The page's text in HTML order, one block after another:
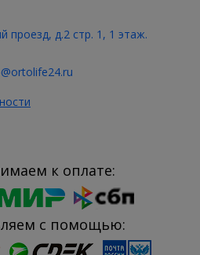
проезд, д.2 стр. 1, 1 этаж.
к оплате:
с помощью: